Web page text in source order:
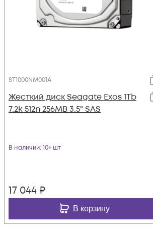
ST1000NM001A
Жесткий диск Seagate Exos 1Tb
7.2k 512n 256MB 3.5" SAS
В наличии: 10+ шт
17 044 ₽
В корзину